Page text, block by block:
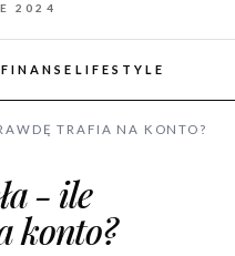
2024
FINANSE LIFESTYLE
TRAFIA NA KONTO?
- ile
konto?